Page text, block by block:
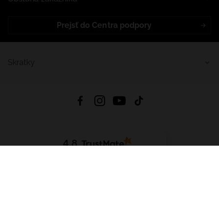
Prejsť do Centra podpory
4.8